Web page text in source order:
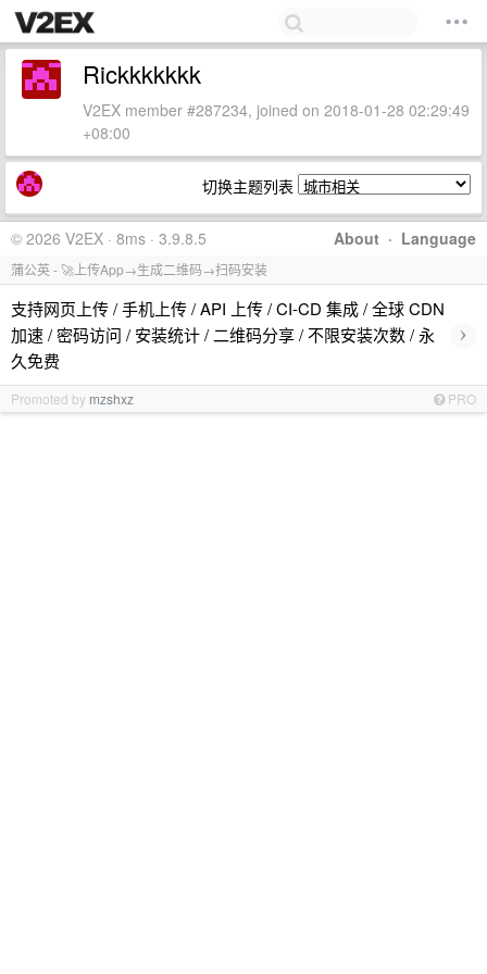
Rickkkkkkk
V2EX member #287234, joined on 2018-01-28 02:29:49
+08:00
切换主题列表
About · Language
© 2026 V2EX · 8ms · 3.9.8.5
蒲公英 - 🚀上传App→生成二维码→扫码安装
支持网页上传 / 手机上传 / API 上传 / CI-CD 集成 / 全球 CDN
加速 / 密码访问 / 安装统计 / 二维码分享 / 不限安装次数 / 永
久免费
›
Promoted by mzshxz PRO